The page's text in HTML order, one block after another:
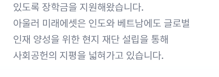
있도록 장학금을 지원해왔습니다.
아울러 미래에셋은 인도와 베트남에도 글로벌
인재 양성을 위한 현지 재단 설립을 통해
사회공헌의 지평을 넓혀가고 있습니다.